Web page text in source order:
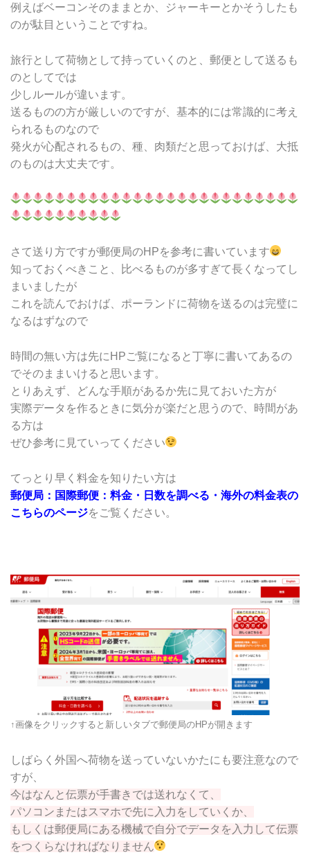
例えばベーコンそのままとか、ジャーキーとかそうしたも
のが駄目ということですね。
旅行として荷物として持っていくのと、郵便として送るも
のとしてでは
少しルールが違います。
送るものの方が厳しいのですが、基本的には常識的に考え
られるものなので
発火が心配されるもの、種、肉類だと思っておけば、大抵
のものは大丈夫です。
さて送り方ですが郵便局のHPを参考に書いています
知っておくべきこと、比べるものが多すぎて長くなってし
まいましたが
これを読んでおけば、ポーランドに荷物を送るのは完璧に
なるはずなので
時間の無い方は先にHPご覧になると丁寧に書いてあるの
でそのままいけると思います。
とりあえず、どんな手順があるか先に見ておいた方が
実際データを作るときに気分が楽だと思うので、時間があ
る方は
ぜひ参考に見ていってください
てっとり早く料金を知りたい方は
郵便局：国際郵便：料金・日数を調べる・海外の料金表の
こちらのページをご覧ください。
↑画像をクリックすると新しいタブで郵便局のHPが開きます
しばらく外国へ荷物を送っていないかたにも要注意なので
すが、
今はなんと伝票が手書きでは送れなくて、
パソコンまたはスマホで先に入力をしていくか、
もしくは郵便局にある機械で自分でデータを入力して伝票
をつくらなければなりません